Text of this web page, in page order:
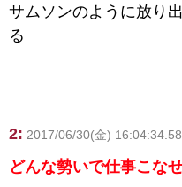
サムソンのように放り
る
2: 2017/06/30(金)
どんな勢いで仕事こな